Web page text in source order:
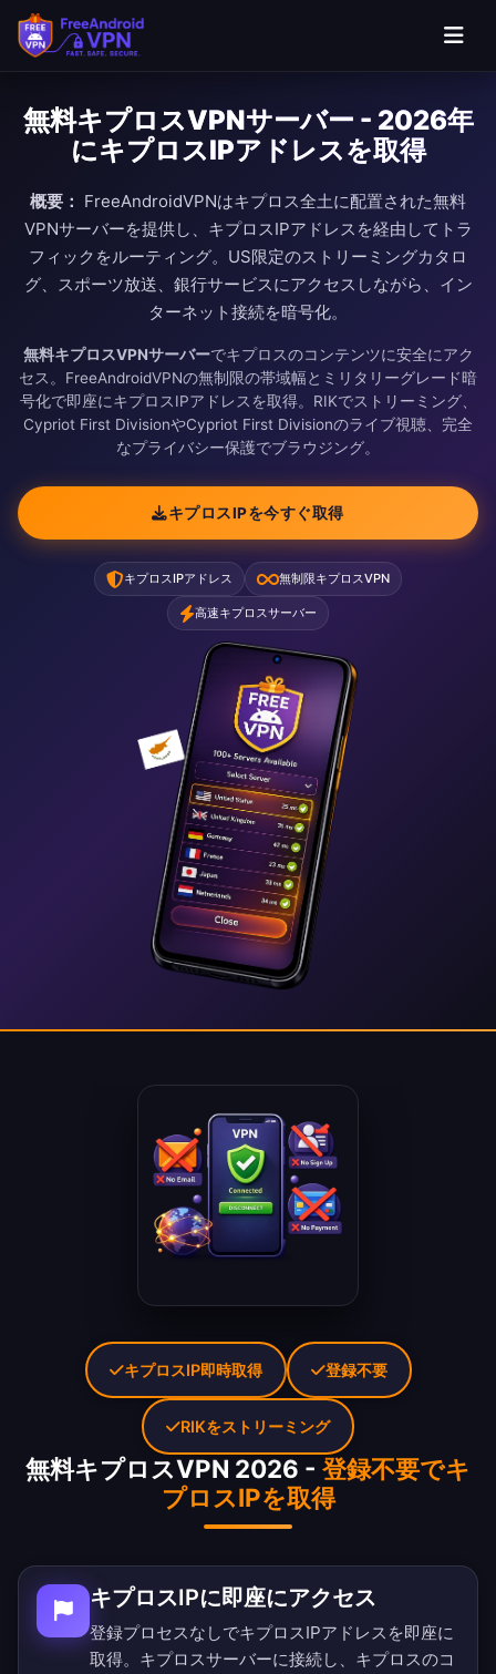
無料キプロスVPNサーバー - 2026年
にキプロスIPアドレスを取得
概要： FreeAndroidVPNはキプロス全土に配置された無料
VPNサーバーを提供し、キプロスIPアドレスを経由してトラ
フィックをルーティング。US限定のストリーミングカタロ
グ、スポーツ放送、銀行サービスにアクセスしながら、イン
ターネット接続を暗号化。
無料キプロスVPNサーバーでキプロスのコンテンツに安全にアク
セス。FreeAndroidVPNの無制限の帯域幅とミリタリーグレード暗
号化で即座にキプロスIPアドレスを取得。RIKでストリーミング、
Cypriot First DivisionやCypriot First Divisionのライブ視聴、完全
なプライバシー保護でブラウジング。
キプロスIPを今すぐ取得
キプロスIPアドレス 無制限キプロスVPN
高速キプロスサーバー
無料キプロスVPN 2026 - 登録不要でキ
プロスIPを取得
キプロスIPに即座にアクセス
登録プロセスなしでキプロスIPアドレスを即座に
取得。キプロスサーバーに接続し、キプロスのコ
キプロスIP即時取得 登録不要
RIKをストリーミング